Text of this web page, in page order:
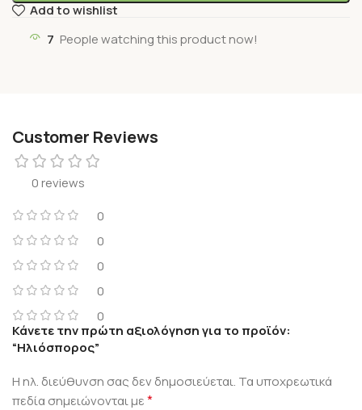
Add to wishlist
7 People watching this product now!
Customer Reviews
0 reviews
0
0
0
0
0
Κάνετε την πρώτη αξιολόγηση για το προϊόν:
“Ηλιόσπορος”
Η ηλ. διεύθυνση σας δεν δημοσιεύεται. Τα υποχρεωτικά
πεδία σημειώνονται με*